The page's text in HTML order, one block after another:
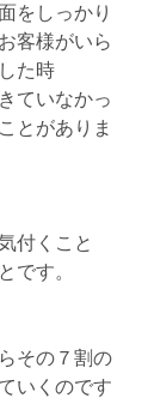
をしっかり
客様がいら
た時
ていなかっ
とがありま
付くこと
です。
その７割の
いくのです